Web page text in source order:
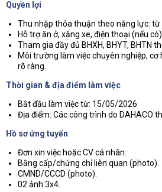
Quyền lợi
Thu nhập thỏa thuận theo năng lực: từ
Hỗ trợ ăn ở, xăng xe, điện thoại (nếu có).
Tham gia đầy đủ BHXH, BHYT, BHTN
Môi trường làm việc chuyên nghiệp,
rõ ràng.
Thời gian & địa điểm làm việc
Bắt đầu làm việc từ: 15/05/2026
Địa điểm: Các công trình do DAHACO
Hồ sơ ứng tuyển
Đơn xin việc hoặc CV cá nhân.
Bằng cấp/chứng chỉ liên quan (photo).
CMND/CCCD (photo).
02 ảnh 3x4.